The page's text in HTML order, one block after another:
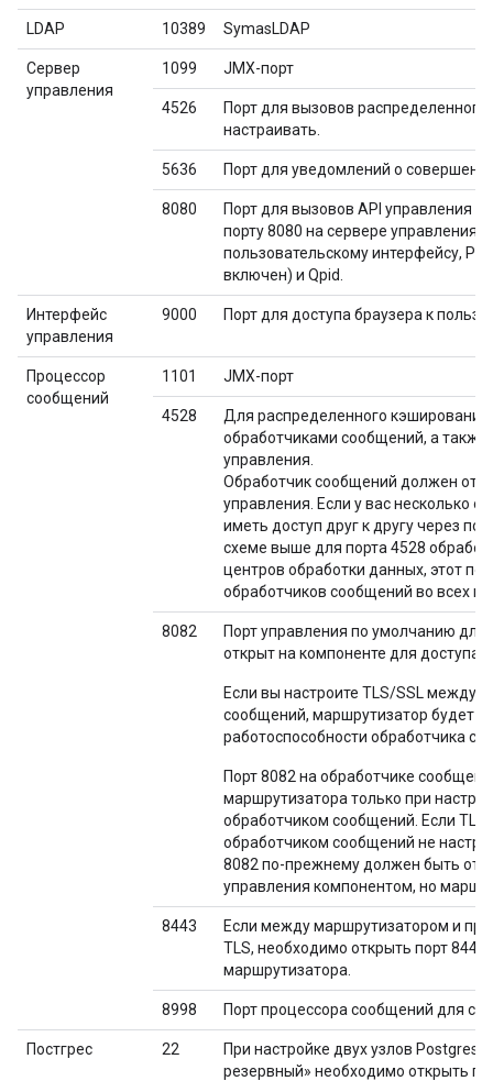
LDAP 10389 SymasLDAP
Сервер
управления
1099 JMX-порт
4526
Порт для вызовов
настраивать.
5636 Порт для уведомлений о
8080
Порт для вызовов API управления
порту 8080 на сервере
пользовательскому интерфейсу,
включен) и Qpid.
Интерфейс
управления
9000 Порт для доступа браузера к
Процессор
сообщений
1101 JMX-порт
4528
Для распределенного
обработчиками сообщений, а
управления.
Обработчик сообщений должен
управления. Если у вас несколько
иметь доступ друг к другу через
схеме выше для порта 4528
центров обработки данных, этот
обработчиков сообщений во всех
8082
Порт управления по умолчанию
открыт на компоненте для доступа
Если вы настроите TLS/SSL между
сообщений, маршрутизатор будет
работоспособности обработчика
Порт 8082 на обработчике
маршрутизатора только при
обработчиком сообщений. Если
обработчиком сообщений не
8082 по-прежнему должен быть
управления компонентом, но
8443
Если между маршрутизатором и
TLS, необходимо открыть порт
маршрутизатора.
8998 Порт процессора сообщений для
Постгрес 22
При настройке двух узлов Postgres
резервный» необходимо открыть